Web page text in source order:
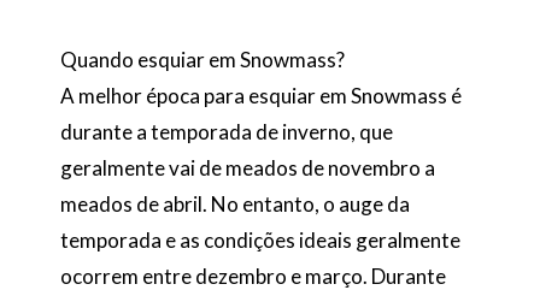
Quando esquiar em Snowmass?
A melhor época para esquiar em Snowmass é
durante a temporada de inverno, que
geralmente vai de meados de novembro a
meados de abril. No entanto, o auge da
temporada e as condições ideais geralmente
ocorrem entre dezembro e março. Durante